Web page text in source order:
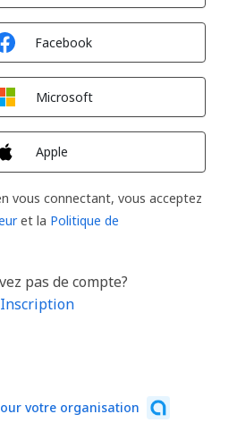
Facebook
Microsoft
Apple
vous connectant, vous acceptez
et la Politique de
pas de compte?
Inscription
votre organisation